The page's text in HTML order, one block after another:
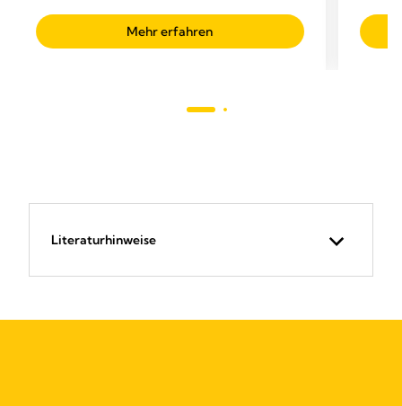
Mehr erfahren
Literaturhinweise